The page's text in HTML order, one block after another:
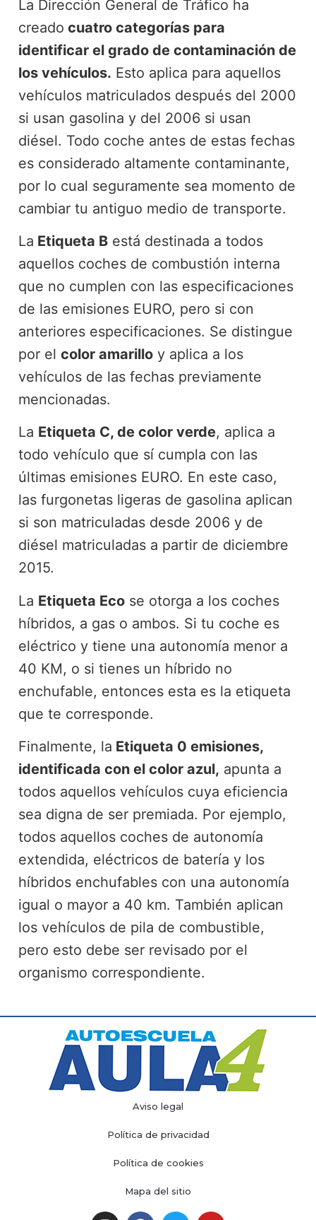
La Dirección General de Tráfico ha
creado cuatro categorías para
identificar el grado de contaminación de
los vehículos. Esto aplica para aquellos
vehículos matriculados después del 2000
si usan gasolina y del 2006 si usan
diésel. Todo coche antes de estas fechas
es considerado altamente contaminante,
por lo cual seguramente sea momento de
cambiar tu antiguo medio de transporte.
La Etiqueta B está destinada a todos
aquellos coches de combustión interna
que no cumplen con las especificaciones
de las emisiones EURO, pero si con
anteriores especificaciones. Se distingue
por el color amarillo y aplica a los
vehículos de las fechas previamente
mencionadas.
La Etiqueta C, de color verde, aplica a
todo vehículo que sí cumpla con las
últimas emisiones EURO. En este caso,
las furgonetas ligeras de gasolina aplican
si son matriculadas desde 2006 y de
diésel matriculadas a partir de diciembre
2015.
La Etiqueta Eco se otorga a los coches
híbridos, a gas o ambos. Si tu coche es
eléctrico y tiene una autonomía menor a
40 KM, o si tienes un híbrido no
enchufable, entonces esta es la etiqueta
que te corresponde.
Finalmente, la Etiqueta 0 emisiones,
identificada con el color azul, apunta a
todos aquellos vehículos cuya eficiencia
sea digna de ser premiada. Por ejemplo,
todos aquellos coches de autonomía
extendida, eléctricos de batería y los
híbridos enchufables con una autonomía
igual o mayor a 40 km. También aplican
los vehículos de pila de combustible,
pero esto debe ser revisado por el
organismo correspondiente.
Aviso legal
Política de privacidad
Política de cookies
Mapa del sitio